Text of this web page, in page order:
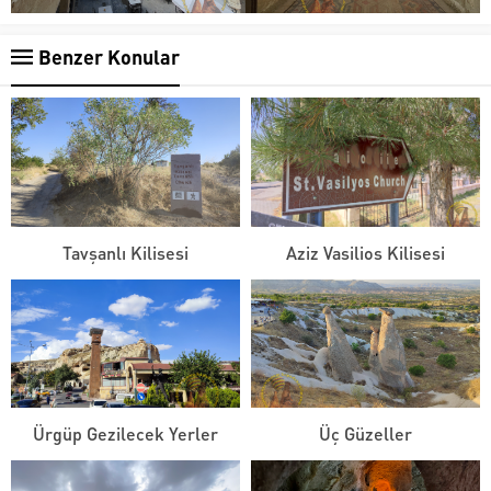
Benzer Konular
Tavşanlı Kilisesi Aziz Vasilios Kilisesi
Ürgüp Gezilecek Yerler Üç Güzeller